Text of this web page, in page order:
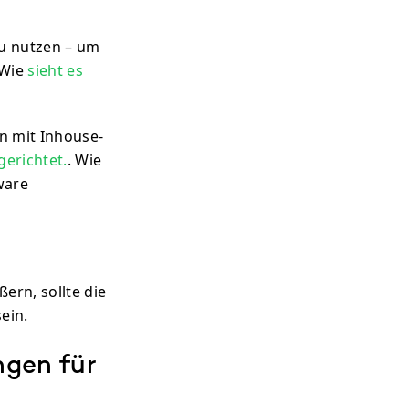
nutzen – um
sieht es
mit Inhouse-
. Wie
sollte die
für